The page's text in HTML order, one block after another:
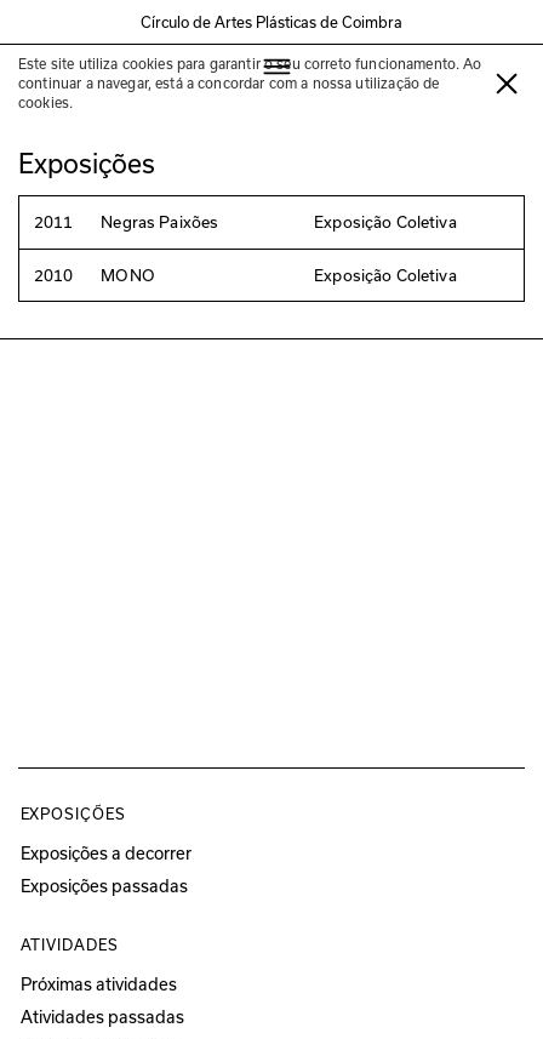
Círculo de Artes Plásticas de Coimbra
Este site utiliza cookies para garantir o seu correto funcionamento. Ao
continuar a navegar, está a concordar com a nossa utilização de
cookies.
Sofia Leitão
Exposições
2011 Negras Paixões Exposição Coletiva
2010 MONO Exposição Coletiva
EXPOSIÇÕES
Exposições a decorrer
Exposições passadas
ATIVIDADES
Próximas atividades
Atividades passadas